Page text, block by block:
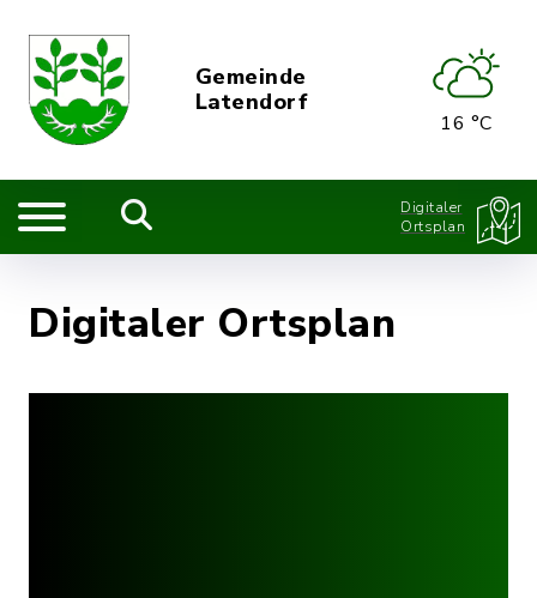
Gemeinde
Latendorf
16 °C
Digitaler
Ortsplan
Digitaler Ortsplan